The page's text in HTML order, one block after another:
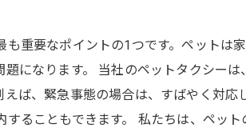
重要なポイントの1つです。ペットは
になります。 当社のペットタクシー
ば、緊急事態の場合は、すばやく対応
ることもできます。 私たちは、ペッ